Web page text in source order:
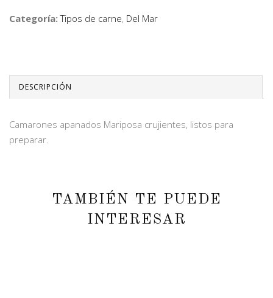
Categoría:Tipos de carne, Del Mar
DESCRIPCIÓN
Camarones apanados Mariposa crujientes, listos para
preparar.
TAMBIÉN TE PUEDE
INTERESAR